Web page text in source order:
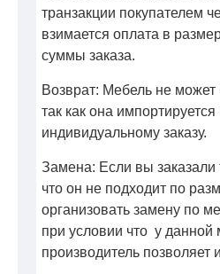
транзакции покупателем
взимается оплата в
суммы заказа.
Возврат: Мебель не
так как она импортируется
индивидуальному заказу.
Замена: Если вы заказали
что он не подходит по
организовать замену по
при условии что у данной
производитель позволяет